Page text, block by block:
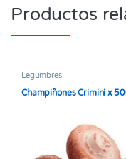
Productos
Legumbres
Champiñones Crimini x